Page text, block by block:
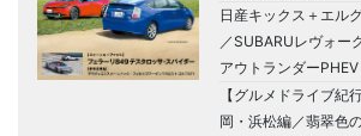
日産キックス＋エル
／SUBARUレヴォー
アウトランダー
【グルメドライブ紀
岡・浜松編／翡翠色